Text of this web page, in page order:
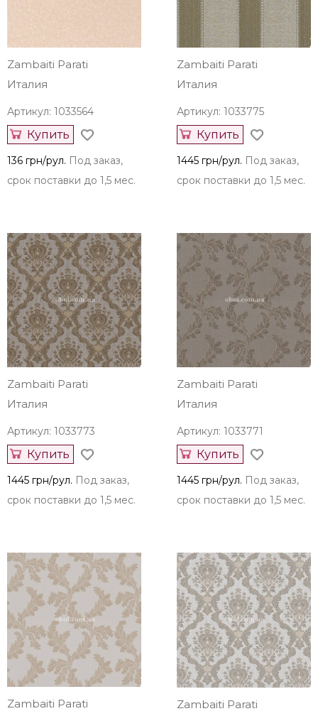
Zambaiti Parati
Италия
Артикул: 1033564
Купить
136 грн/рул. Под заказ,
срок поставки до 1,5 мес.
Zambaiti Parati
Италия
Артикул: 1033775
Купить
1445 грн/рул. Под заказ,
срок поставки до 1,5 мес.
Zambaiti Parati
Италия
Артикул: 1033773
Купить
1445 грн/рул. Под заказ,
срок поставки до 1,5 мес.
Zambaiti Parati
Италия
Артикул: 1033771
Купить
1445 грн/рул. Под заказ,
срок поставки до 1,5 мес.
Zambaiti Parati
Zambaiti Parati